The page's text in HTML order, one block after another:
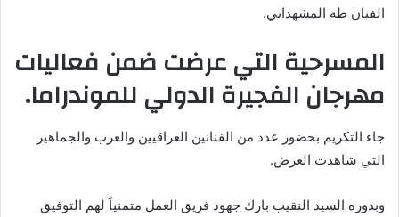
الفنان طه المشهداني.
المسرحية التي عرضت ضمن فعاليات
مهرجان الفجيرة الدولي للموندراما.
جاء التكريم بحضور عدد من الفنانين العراقيين والعرب والجماهير
التي شاهدت العرض.
وبدوره السيد النقيب بارك جهود فريق العمل متمنياً لهم التوفيق